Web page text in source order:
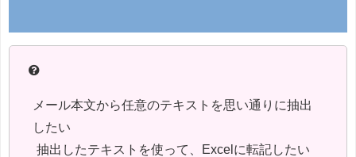
メール本文から任意のテキストを思い通りに抽出
したい
抽出したテキストを使って、Excelに転記したい